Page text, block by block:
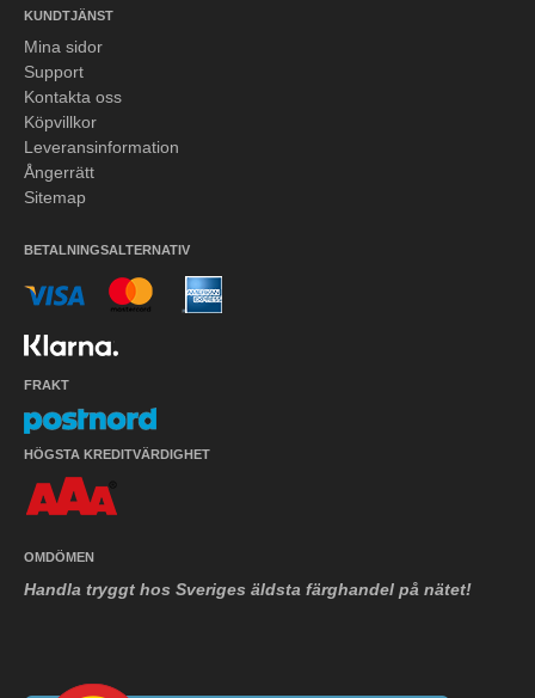
KUNDTJÄNST
Mina sidor
Support
Kontakta oss
Köpvillkor
Leveransinformation
Ångerrätt
Sitemap
BETALNINGSALTERNATIV
FRAKT
HÖGSTA KREDITVÄRDIGHET
OMDÖMEN
Handla tryggt hos Sveriges äldsta färghandel på nätet!